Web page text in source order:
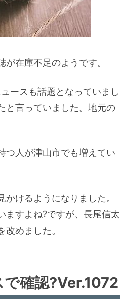
在庫不足のようです。
ースも話題となっていまし
と言っていました。地元の
つ人が津山市でも増えてい
けるようになりました。
ますよね?ですが、長尾信太
めました。
確認?Ver.1072